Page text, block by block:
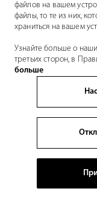
файлов на вашем
файлы, то те из них,
храниться на вашем
Узнайте больше о
третьих сторон, в
больше